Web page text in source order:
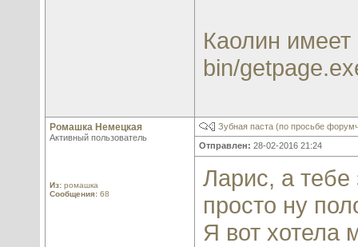
Каолин
bin/
Ромашка Немецкая
Активный пользователь
Из: ромашка
Сообщения: 68
Зубная паста (по просьбе
Отправлен: 28-02-2016 21:24
Ларис, а тебе
просто ну
Я вот хотела